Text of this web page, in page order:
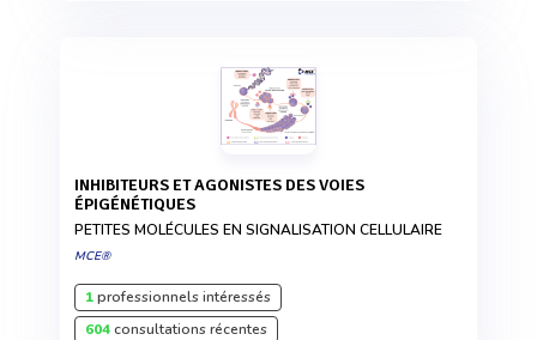
INHIBITEURS ET AGONISTES DES VOIES
ÉPIGÉNÉTIQUES
PETITES MOLÉCULES EN SIGNALISATION CELLULAIRE
MCE®
1professionnels intéressés
604consultations récentes